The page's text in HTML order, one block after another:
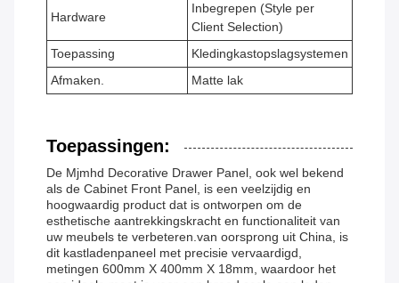
Hardware
Inbegrepen (Style per
Client Selection)
Toepassing
Kledingkastopslagsystemen
Afmaken.
Matte lak
Toepassingen:
De Mjmhd Decorative Drawer Panel, ook wel bekend
als de Cabinet Front Panel, is een veelzijdig en
hoogwaardig product dat is ontworpen om de
esthetische aantrekkingskracht en functionaliteit van
uw meubels te verbeteren.van oorsprong uit China, is
dit kastladenpaneel met precisie vervaardigd,
metingen 600mm X 400mm X 18mm, waardoor het